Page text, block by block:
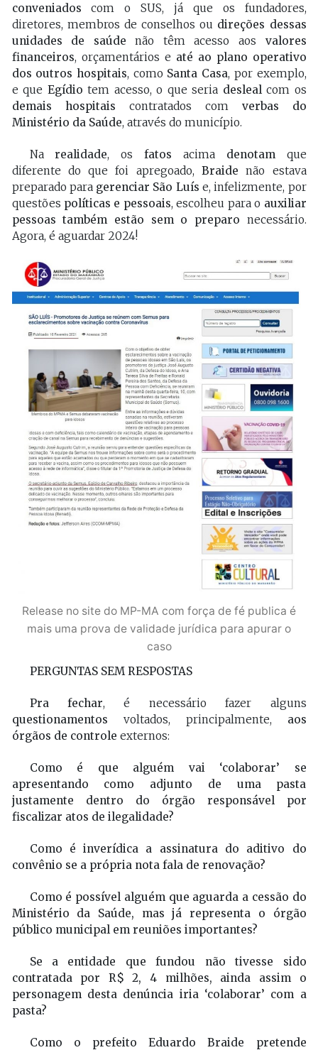
conveniados com o SUS, já que os fundadores,
diretores, membros de conselhos ou direções dessas
unidades de saúde não têm acesso aos valores
financeiros, orçamentários e até ao plano operativo
dos outros hospitais, como Santa Casa, por exemplo,
e que Egídio tem acesso, o que seria deslealcom os
demais hospitais contratados com verbas do
Ministério da Saúde, através do município.
Narealidade, osfatos acima denotamque
diferente do que foi apregoado, Braide não estava
preparado para gerenciar São Luís e, infelizmente, por
questões políticas e pessoais, escolheu para o auxiliar
pessoas também estão sem o preparo necessário.
Agora, é aguardar 2024!
Release no site do MP-MA com força de fé publica é
mais uma prova de validade jurídica para apurar o
caso
PERGUNTAS SEM RESPOSTAS
Pra fechar, é necessário fazer alguns
questionamentos voltados, principalmente, aos
órgãos de controle externos:
Como é que alguém vai ‘colaborar’ se
apresentando como adjunto de uma pasta
justamente dentro do órgão responsável por
fiscalizar atos de ilegalidade?
Como é inverídica a assinatura do aditivo do
convênio se a própria nota fala de renovação?
Como é possível alguém que aguarda a cessão do
Ministério da Saúde, mas já representa o órgão
público municipal em reuniões importantes?
Se a entidade que fundou não tivesse sido
contratada por R$ 2, 4 milhões, ainda assim o
personagem desta denúncia iria ‘colaborar’ com a
pasta?
Como o prefeito Eduardo Braide pretende